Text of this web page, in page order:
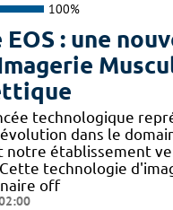
100%
EOS : une
technologique
dans le
notre établissement
technologie
off